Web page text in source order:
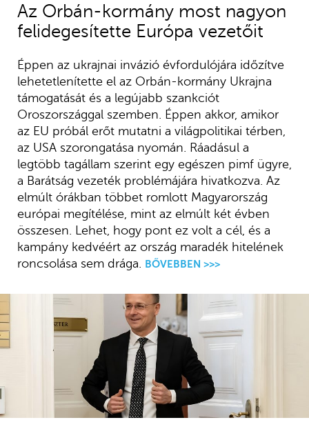
Az Orbán-kormány most nagyon
felidegesítette Európa vezetőit
Éppen az ukrajnai invázió évfordulójára időzítve
lehetetlenítette el az Orbán-kormány Ukrajna
támogatását és a legújabb szankciót
Oroszországgal szemben. Éppen akkor, amikor
az EU próbál erőt mutatni a világpolitikai térben,
az USA szorongatása nyomán. Ráadásul a
legtöbb tagállam szerint egy egészen pimf ügyre,
a Barátság vezeték problémájára hivatkozva. Az
elmúlt órákban többet romlott Magyarország
európai megítélése, mint az elmúlt két évben
összesen. Lehet, hogy pont ez volt a cél, és a
kampány kedvéért az ország maradék hitelének
roncsolása sem drága.
BŐVEBBEN >>>